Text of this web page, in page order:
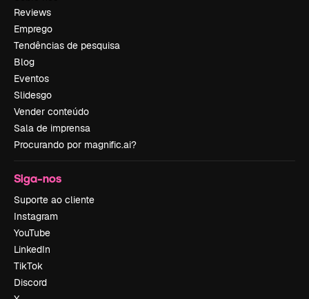
Reviews
Emprego
Tendências de pesquisa
Blog
Eventos
Slidesgo
Vender conteúdo
Sala de imprensa
Procurando por magnific.ai?
Siga-nos
Suporte ao cliente
Instagram
YouTube
LinkedIn
TikTok
Discord